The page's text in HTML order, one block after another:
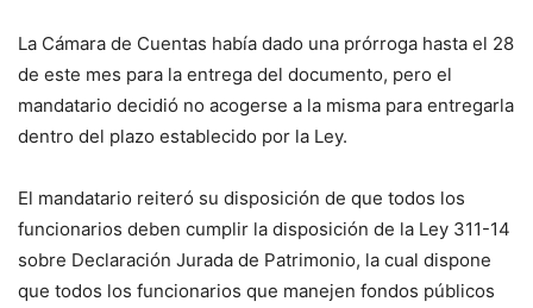
La Cámara de Cuentas había dado una prórroga hasta el 28
de este mes para la entrega del documento, pero el
mandatario decidió no acogerse a la misma para entregarla
dentro del plazo establecido por la Ley.
El mandatario reiteró su disposición de que todos los
funcionarios deben cumplir la disposición de la Ley 311-14
sobre Declaración Jurada de Patrimonio, la cual dispone
que todos los funcionarios que manejen fondos públicos